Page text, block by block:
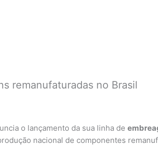
remanufaturadas no Brasil
o lançamento da sua linha de
nacional de componentes